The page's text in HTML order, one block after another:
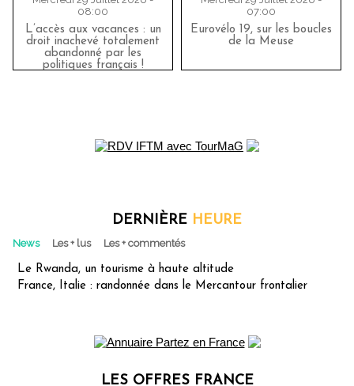
08:00
L’accès aux vacances : un
droit inachevé totalement
abandonné par les
politiques français !
07:00
Eurovélo 19, sur les boucles
de la Meuse
DERNIÈRE HEURE
News Les + lus Les + commentés
Le Rwanda, un tourisme à haute altitude
France, Italie : randonnée dans le Mercantour frontalier
LES OFFRES FRANCE